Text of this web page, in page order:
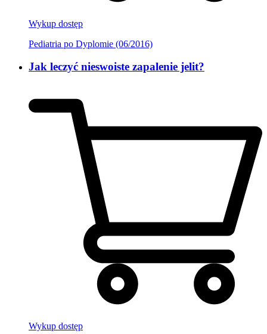
Wykup dostęp
Pediatria po Dyplomie (06/2016)
Jak leczyć nieswoiste zapalenie jelit?
Wykup dostęp